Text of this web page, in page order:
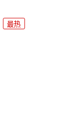
最热